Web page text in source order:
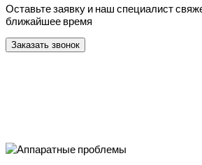
Оставьте заявку и наш специалист
ближайшее время
Заказать звонок